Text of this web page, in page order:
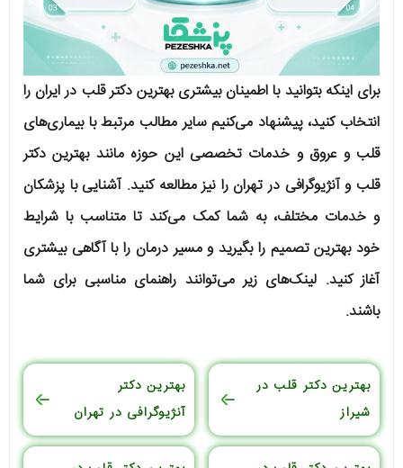
برای اینکه بتوانید با اطمینان بیشتری بهترین دکتر قلب در ایران را
انتخاب کنید، پیشنهاد می‌کنیم سایر مطالب مرتبط با بیماری‌های
قلب و عروق و خدمات تخصصی این حوزه مانند بهترین دکتر
قلب و آنژیوگرافی در تهران را نیز مطالعه کنید. آشنایی با پزشکان
و خدمات مختلف، به شما کمک می‌کند تا متناسب با شرایط
خود بهترین تصمیم را بگیرید و مسیر درمان را با آگاهی بیشتری
آغاز کنید. لینک‌های زیر می‌توانند راهنمای مناسبی برای شما
باشند.
بهترین دکتر قلب در
شیراز
بهترین دکتر
آنژیوگرافی در تهران